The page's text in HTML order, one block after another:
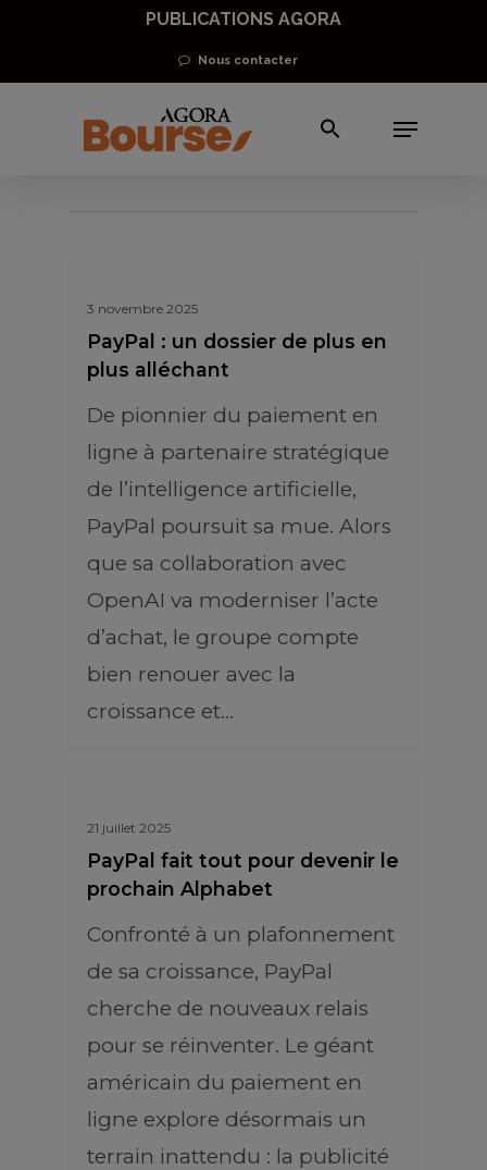
main
PUBLICATIONS AGORA
Nous contacter
Menu
paypal
3 novembre 2025
PayPal : un dossier de plus en
plus alléchant
De pionnier du paiement en
ligne à partenaire stratégique
de l’intelligence artificielle,
PayPal poursuit sa mue. Alors
que sa collaboration avec
OpenAI va moderniser l’acte
d’achat, le groupe compte
bien renouer avec la
croissance et…
21 juillet 2025
PayPal fait tout pour devenir le
prochain Alphabet
Confronté à un plafonnement
de sa croissance, PayPal
cherche de nouveaux relais
pour se réinventer. Le géant
américain du paiement en
ligne explore désormais un
terrain inattendu : la publicité